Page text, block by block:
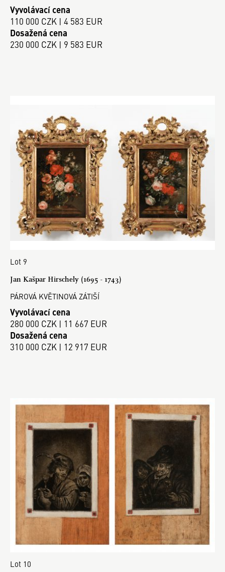
Vyvolávací cena
110 000 CZK | 4 583 EUR
Dosažená cena
230 000 CZK | 9 583 EUR
Lot 9
Jan Kašpar Hirschely (1695 - 1743)
PÁROVÁ KVĚTINOVÁ ZÁTIŠÍ
Vyvolávací cena
280 000 CZK | 11 667 EUR
Dosažená cena
310 000 CZK | 12 917 EUR
Lot 10